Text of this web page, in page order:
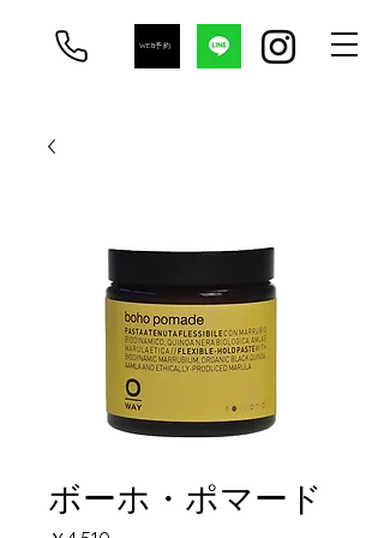
WEB予約
ボーホ・ポマード